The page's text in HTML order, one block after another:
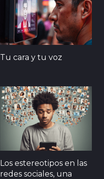
Tu cara y tu voz
Los estereotipos en las
redes sociales, una